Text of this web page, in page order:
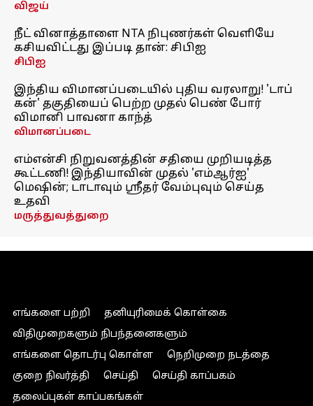
விஜய்
நீட் வினாத்தாளை NTA நிபுணர்கள் வெளியே
கசியவிட்டது இப்படி தான்: சிபிஐ
சிபிஐ
இந்திய விமானப்படையில் புதிய வரலாறு! 'டாப்
கன்' தகுதியைப் பெற்ற முதல் பெண் போர்
விமானி பாவனா காந்த்
விமானப்படை
எம்என்சி நிறுவனத்தின் சதியை முறியடித்த
கூட்டணி! இந்தியாவின் முதல் 'எம்ஆர்ஐ'
மெஷின்; டாடாவும் ஸ்ரீதர் வேம்புவும் செய்த
உதவி
மருத்துவத்துறை
எங்களை பற்றி
தனியுரிமைக் கொள்கை
விதிமுறைகளும் நிபந்தனைகளும்
எங்களை தொடர்பு கொள்ள
நெறிமுறை நடத்தை
குறை நிவர்த்தி
செய்தி
செய்தி காப்பகம்
தலைப்புகள் காப்பகங்கள்